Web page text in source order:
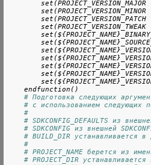
        set(PROJECT_VERSION_MAJOR
        set(PROJECT_VERSION_MINOR
        set(PROJECT_VERSION_PATCH
        set(PROJECT_VERSION_TWEAK
    endfunction()
# Подготовка следующих
# с использованием следующих
#
# SDKCONFIG_DEFAULTS из
# SDKCONFIG из внешней
# BUILD_DIR устанавливается
#
# PROJECT_NAME берется из
# PROJECT_DIR